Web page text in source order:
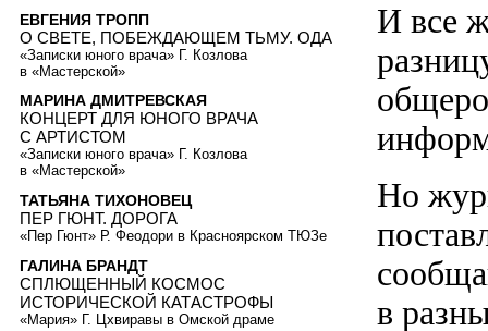
И все
Но
в
ЕВГЕНИЯ ТРОПП
О СВЕТЕ, ПОБЕЖДАЮЩЕМ ТЬМУ. ОДА
«Записки юного врача» Г. Козлова
в «Мастерской»
МАРИНА ДМИТРЕВСКАЯ
КОНЦЕРТ ДЛЯ ЮНОГО ВРАЧА
С АРТИСТОМ
«Записки юного врача» Г. Козлова
в «Мастерской»
ТАТЬЯНА ТИХОНОВЕЦ
ПЕР ГЮНТ. ДОРОГА
«Пер Гюнт» Р. Феодори в Красноярском ТЮЗе
ГАЛИНА БРАНДТ
СПЛЮЩЕННЫЙ КОСМОС
ИСТОРИЧЕСКОЙ КАТАСТРОФЫ
«Мария» Г. Цхвиравы в Омской драме